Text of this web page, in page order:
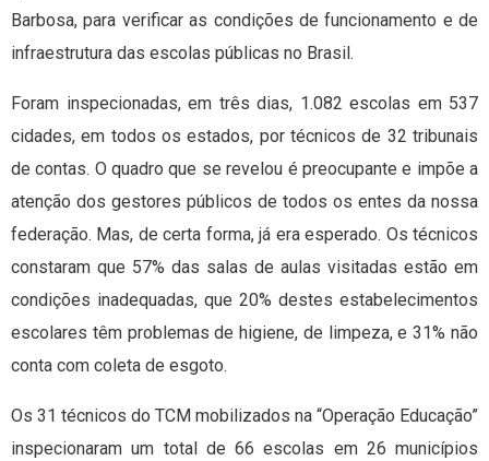
Barbosa, para verificar as condições de funcionamento e de
infraestrutura das escolas públicas no Brasil.
Foram inspecionadas, em três dias, 1.082 escolas em 537
cidades, em todos os estados, por técnicos de 32 tribunais
de contas. O quadro que se revelou é preocupante e impõe a
atenção dos gestores públicos de todos os entes da nossa
federação. Mas, de certa forma, já era esperado. Os técnicos
constaram que 57% das salas de aulas visitadas estão em
condições inadequadas, que 20% destes estabelecimentos
escolares têm problemas de higiene, de limpeza, e 31% não
conta com coleta de esgoto.
Os 31 técnicos do TCM mobilizados na “Operação Educação”
inspecionaram um total de 66 escolas em 26 municípios